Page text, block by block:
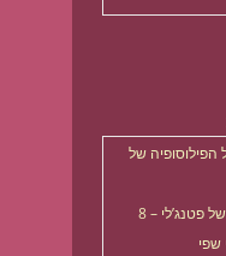
הפילוסופיה של
קורס סוטרות היוגה של פטנג’לי – 8
שפי